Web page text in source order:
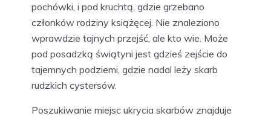
pochówki, i pod kruchtą, gdzie grzebano
członków rodziny książęcej. Nie znaleziono
wprawdzie tajnych przejść, ale kto wie. Może
pod posadzką świątyni jest gdzieś zejście do
tajemnych podziemi, gdzie nadal leży skarb
rudzkich cystersów.
Poszukiwanie miejsc ukrycia skarbów znajduje